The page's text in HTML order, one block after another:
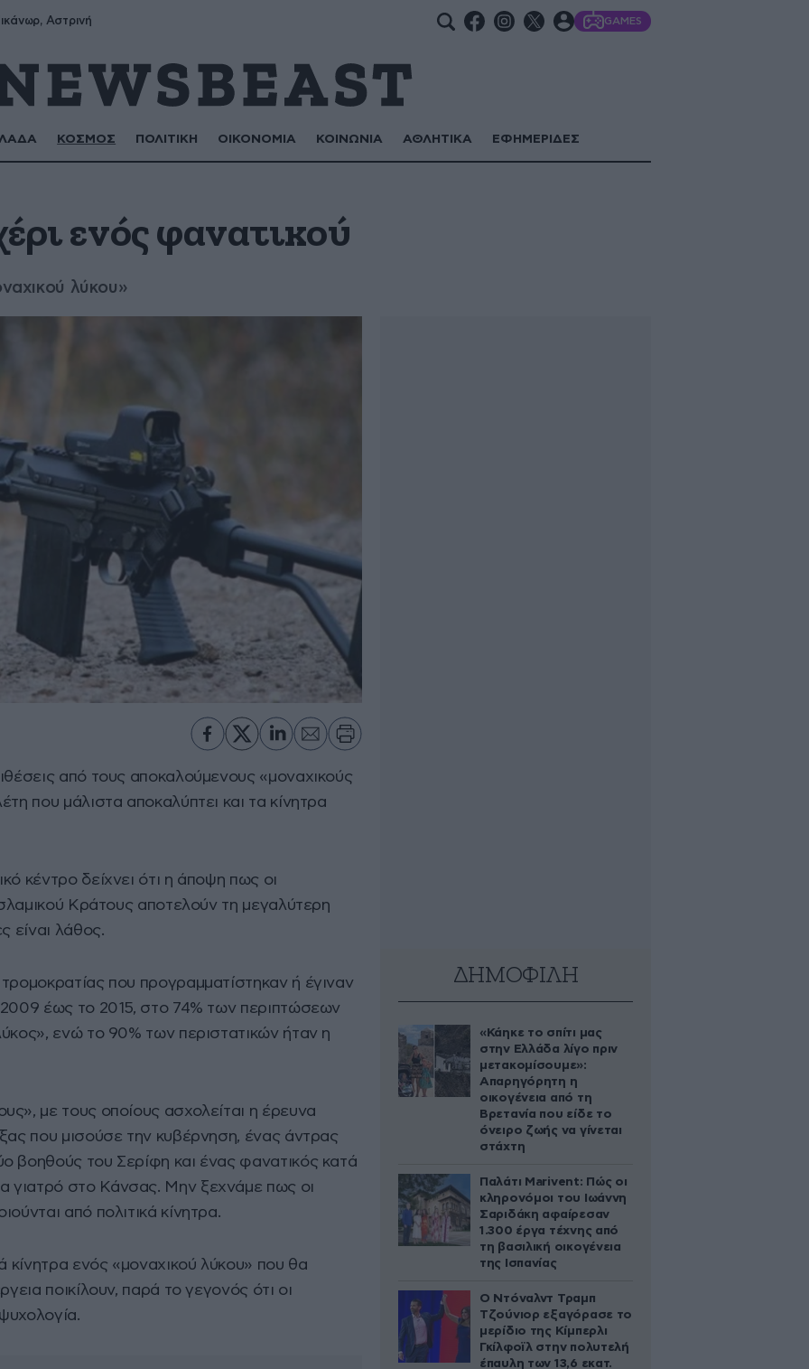
Αστρινή GAMES
ΚΟΣΜΟΣ ΠΟΛΙΤΙΚΗ ΟΙΚΟΝΟΜΙΑ ΚΟΙΝΩΝΙΑ ΑΘΛΗΤΙΚΑ ΕΦΗΜΕΡΙΔΕΣ
ενός φανατικού
λύκου»
από τους αποκαλούμενους «μοναχικούς
που μάλιστα αποκαλύπτει και τα κίνητρα
κέντρο δείχνει ότι η άποψη πως οι
Κράτους αποτελούν τη μεγαλύτερη
είναι λάθος.
που προγραμματίστηκαν ή έγιναν
έως το 2015, στο 74% των περιπτώσεων
ενώ το 90% των περιστατικών ήταν η
με τους οποίους ασχολείται η έρευνα
που μισούσε την κυβέρνηση, ένας άντρας
βοηθούς του Σερίφη και ένας φανατικός κατά
στο Κάνσας. Μην ξεχνάμε πως οι
από πολιτικά κίνητρα.
κίνητρα ενός «μοναχικού λύκου» που θα
ποικίλουν, παρά το γεγονός ότι οι
ΔΗΜΟΦΙΛΗ
«Κάηκε το σπίτι μας
στην Ελλάδα λίγο πριν
μετακομίσουμε»:
Απαρηγόρητη η
οικογένεια από τη
Βρετανία που είδε το
όνειρο ζωής να γίνεται
στάχτη
Παλάτι Marivent: Πώς οι
κληρονόμοι του Ιωάννη
Σαριδάκη αφαίρεσαν
1.300 έργα τέχνης από
τη βασιλική οικογένεια
της Ισπανίας
Ο Ντόναλντ Τραμπ
Τζούνιορ εξαγόρασε το
μερίδιο της Κίμπερλι
Γκίλφοϊλ στην πολυτελή
έπαυλη των 13,6 εκατ.